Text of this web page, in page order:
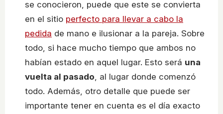
se conocieron, puede que este se convierta
en el sitio perfecto para llevar a cabo la
pedida de mano e ilusionar a la pareja. Sobre
todo, si hace mucho tiempo que ambos no
habían estado en aquel lugar. Esto será una
vuelta al pasado , al lugar donde comenzó
todo. Además, otro detalle que puede ser
importante tener en cuenta es el día exacto